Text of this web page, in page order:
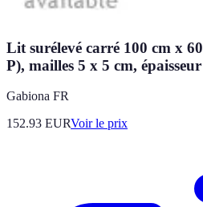
Lit surélevé carré 100 cm x
P), mailles 5 x 5 cm,
Gabiona FR
152.93 EURVoir le prix